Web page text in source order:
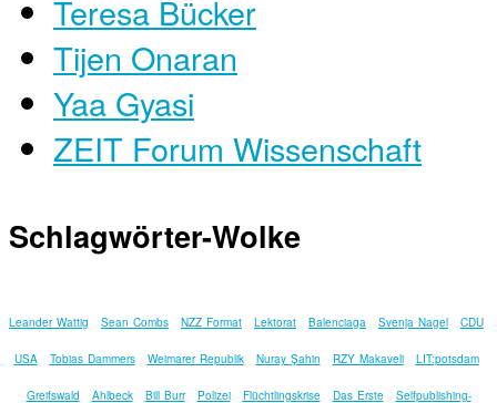
Teresa Bücker
Tijen Onaran
Yaa Gyasi
ZEIT Forum Wissenschaft
Schlagwörter-Wolke
Leander Wattig Sean Combs NZZ Format Lektorat Balenciaga Svenja Nagel CDU
USA Tobias Dammers Weimarer Republik Nuray Şahin RZY Makaveli LIT:potsdam
Greifswald Ahlbeck Bill Burr Polizei Flüchtlingskrise Das Erste Selfpublishing-